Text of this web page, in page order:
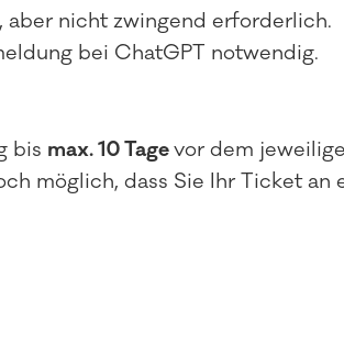
nicht zwingend erforderlich.
bei ChatGPT notwendig.
bis max. 10 Tagevor dem
möglich, dass Sie Ihr Ticket